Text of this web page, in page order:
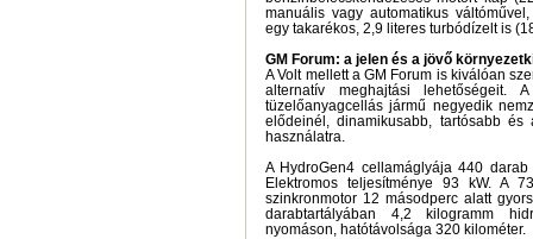
manuális vagy automatikus
egy takarékos, 2,9 literes turbódízelt is
GM Forum: a jelen és a jövő
A Volt mellett a GM Forum is kiválóan
alternatív meghajtási lehetőségeit.
tüzelőanyagcellás jármű negyedik
elődeinél, dinamikusabb, tartósabb és
használatra.
A HydroGen4 cellamáglyája 440
Elektromos teljesítménye 93 kW. A
szinkronmotor 12 másodperc alatt
darabtartályában 4,2 kilogramm
nyomáson, hatótávolsága 320 kilométer.